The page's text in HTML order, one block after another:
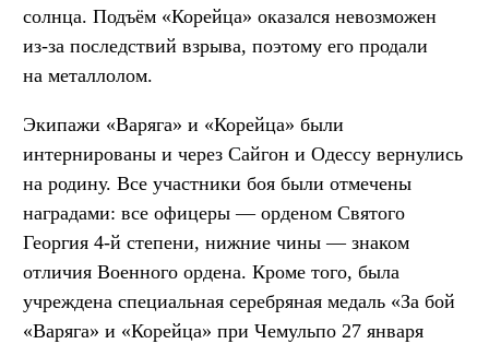
солнца. Подъём «Корейца» оказался невозможен
из-за последствий взрыва, поэтому его продали
на металлолом.
Экипажи «Варяга» и «Корейца» были
интернированы и через Сайгон и Одессу вернулись
на родину. Все участники боя были отмечены
наградами: все офицеры — орденом Святого
Георгия 4-й степени, нижние чины — знаком
отличия Военного ордена. Кроме того, была
учреждена специальная серебряная медаль «За бой
«Варяга» и «Корейца» при Чемульпо 27 января